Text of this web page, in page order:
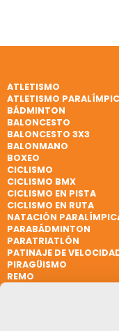
ATLETISMO
ATLETISMO
BÁDMINTON
BALONCESTO
BALONCESTO 3X3
BALONMANO
BOXEO
CICLISMO
CICLISMO BMX
CICLISMO EN PISTA
CICLISMO EN RUTA
NATACIÓN
PARABÁDMINTON
PARATRIATLÓN
PATINAJE DE
PIRAGÜISMO
REMO